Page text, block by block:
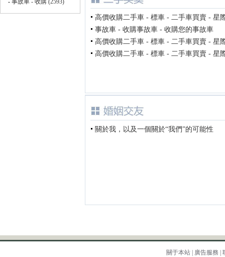
高價收購二手車 - 標車 - 二手車買賣 - 星
事故車 - 收購事故車 - 收購您的事故車
高價收購二手車 - 標車 - 二手車買賣 - 星
高價收購二手車 - 標車 - 二手車買賣 - 星
關於我，以及一個關於“我們”的可能性
關于本站| 廣告服務